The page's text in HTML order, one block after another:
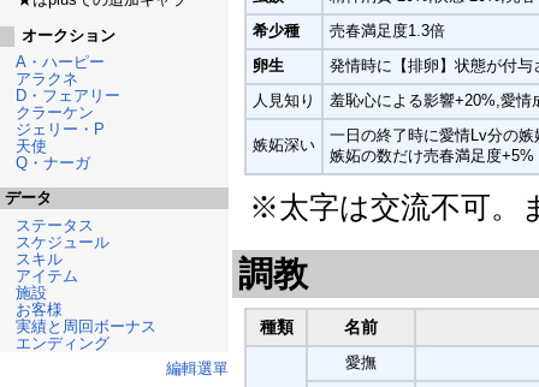
希少種
売春満足度1.3倍
卵生
発情時に【排卵】状態が付与
人見知り
羞恥心による影響+20%,愛情
嫉妬深い
一日の終了時に愛情Lv分の
嫉妬の数だけ売春満足度+5%
※太字は交流不可。
調教
種類 名前
愛撫
オークション
A・ハーピー
アラクネ
D・フェアリー
クラーケン
ジェリー・P
天使
Q・ナーガ
データ
ステータス
スケジュール
スキル
アイテム
施設
お客様
実績と周回ボーナス
エンディング
編輯選單